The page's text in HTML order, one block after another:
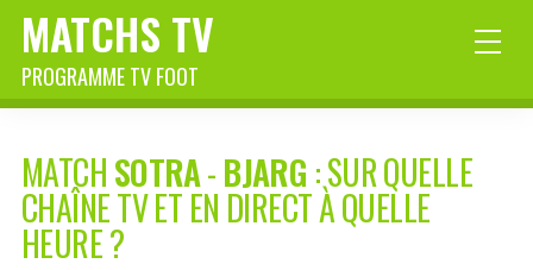
MATCHS TV
PROGRAMME TV FOOT
MATCHSOTRA-BJARG : SUR QUELLE
CHAÎNE TV ET EN DIRECT À QUELLE
HEURE ?